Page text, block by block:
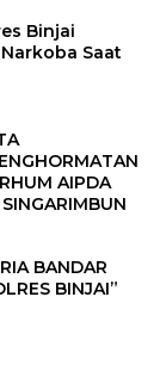
Binjai
Saat
AIPDA
BANDAR
BINJAI”